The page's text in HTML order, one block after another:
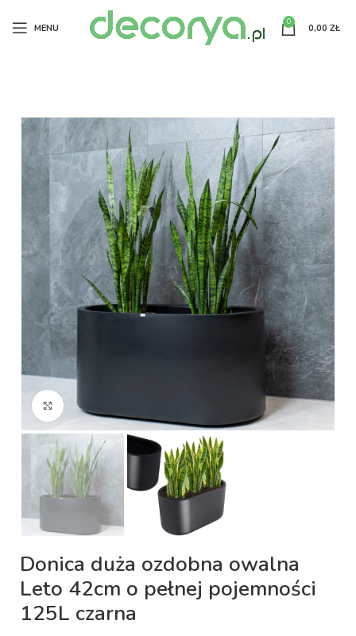
MENU
0
0,00 ZŁ
Kliknij aby powiększyć
Donica duża ozdobna owalna
Leto 42cm o pełnej pojemności
125L czarna